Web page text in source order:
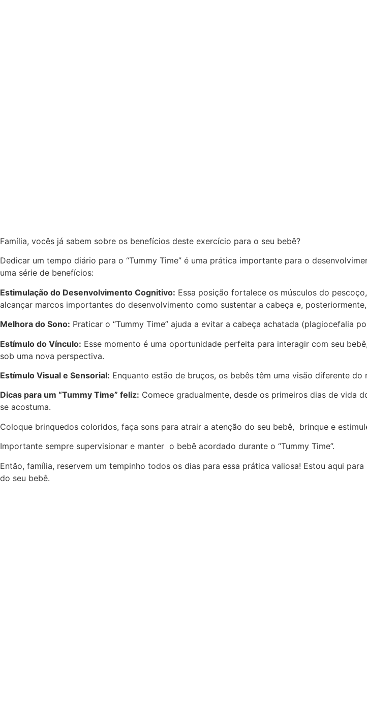
Família, vocês já sabem sobre os benefícios deste exercício para o seu bebê?
Dedicar um tempo diário para o “Tummy Time” é uma prática importante para o
uma série de benefícios:
Estimulação do Desenvolvimento Cognitivo: Essa posição fortalece os músculos do
alcançar marcos importantes do desenvolvimento como sustentar a cabeça e,
Melhora do Sono: Praticar o “Tummy Time” ajuda a evitar a cabeça achatada (plagiocefalia
Estímulo do Vínculo: Esse momento é uma oportunidade perfeita para interagir com seu
sob uma nova perspectiva.
Estímulo Visual e Sensorial: Enquanto estão de bruços, os bebês têm uma visão diferente
Dicas para um “Tummy Time” feliz: Comece gradualmente, desde os primeiros dias de vida
se acostuma.
Coloque brinquedos coloridos, faça sons para atrair a atenção do seu bebê, brinque e
Importante sempre supervisionar e manter o bebê acordado durante o “Tummy Time”.
Então, família, reservem um tempinho todos os dias para essa prática valiosa! Estou aqui
do seu bebê.